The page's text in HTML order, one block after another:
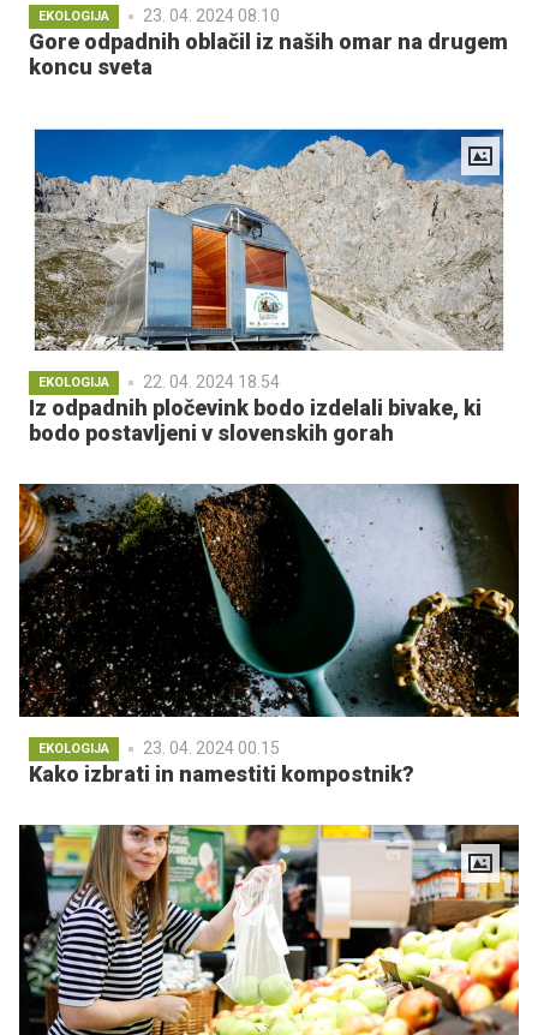
EKOLOGIJA 23. 04. 2024 08.10
Gore odpadnih oblačil iz naših omar na drugem
koncu sveta
EKOLOGIJA 22. 04. 2024 18.54
Iz odpadnih pločevink bodo izdelali bivake, ki
bodo postavljeni v slovenskih gorah
EKOLOGIJA 23. 04. 2024 00.15
Kako izbrati in namestiti kompostnik?